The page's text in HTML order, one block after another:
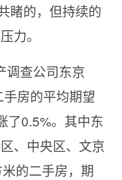
睹的，但持续的
力。
调查公司东京
房的平均期望
了0.5%。其中东
、中央区、文京
的二手房，期